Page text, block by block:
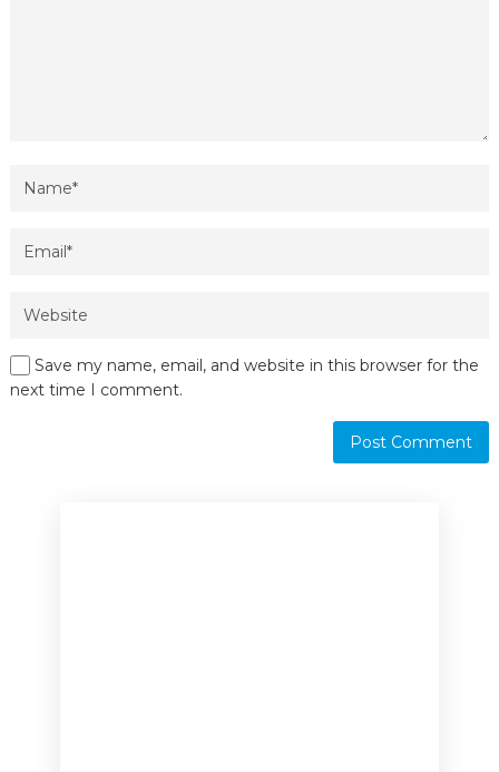
Save my name, email, and website in this browser for the
next time I comment.